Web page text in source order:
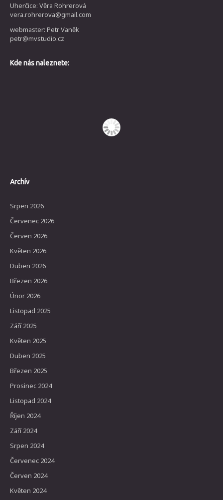
Uherčice: Věra Rohrerová
vera.rohrerova@gmail.com
webmaster: Petr Vaněk
petr@mvstudio.cz
Kde nás naleznete:
Archív
Srpen 2026
Červenec 2026
Červen 2026
Květen 2026
Duben 2026
Březen 2026
Únor 2026
Listopad 2025
Září 2025
Květen 2025
Duben 2025
Březen 2025
Prosinec 2024
Listopad 2024
Říjen 2024
Září 2024
Srpen 2024
Červenec 2024
Červen 2024
Květen 2024